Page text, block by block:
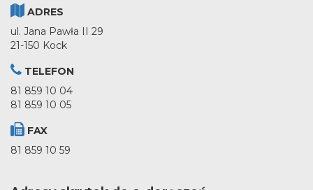
ADRES
ul. Jana Pawła II 29
21-150 Kock
TELEFON
81 859 10 04
81 859 10 05
FAX
81 859 10 59